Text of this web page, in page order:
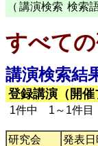
（ 講演検索 検索
すべて
講演検索結
登録講演（開催
1件中 1～1件目
研究会 発表日